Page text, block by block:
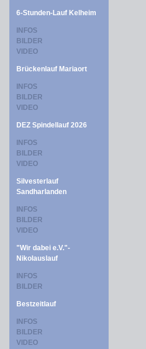
6-Stunden-Lauf Kelheim
INFOS
BILDER
VIDEO
Brückenlauf Mariaort
INFOS
BILDER
VIDEO
DEZ Spindellauf 2026
INFOS
BILDER
VIDEO
Silvesterlauf
Sandharlanden
INFOS
BILDER
VIDEO
"Wir dabei e.V."-
Nikolauslauf
INFOS
BILDER
Bestzeitlauf
INFOS
BILDER
VIDEO